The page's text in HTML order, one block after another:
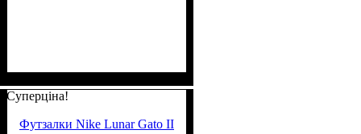
Суперціна!
Футзалки Nike Lunar Gato II